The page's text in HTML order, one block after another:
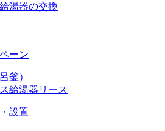
湯器の交換
ーン
釜）
給湯器リース
設置